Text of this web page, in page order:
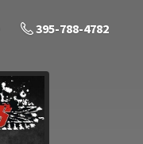
395-788-4782